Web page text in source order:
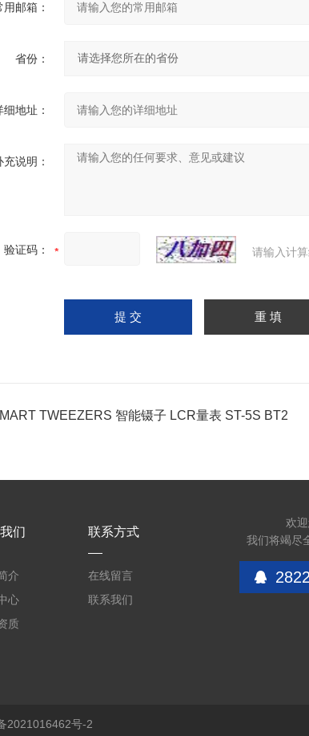
用邮箱：
省份：
细地址：
充说明：
验证码： 请输入计
TWEEZERS 智能镊子 LCR量表 ST-5S BT2
们
介
心
质
联系方式
在线留言
联系我们
欢
我们将竭尽
2021016462号-2